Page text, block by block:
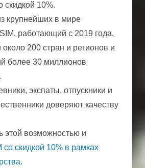
скидкой 10%.
крупнейших в мире
работающий с 2019 года,
200 стран и регионов и
более 30 миллионов
экспаты, отпускники и
доверяют качеству
этой возможностью и
скидкой 10% в рамках